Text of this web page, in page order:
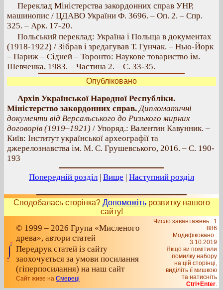
Переклад Міністерства закордонних справ УНР,
машинопис / ЦДАВО України Ф. 3696. – Оп. 2. – Спр.
325. – Арк. 17-20.
Польський переклад: Україна і Польща в документах
(1918-1922) / Зібрав і зредагував Т. Гунчак. – Нью-Йорк
– Париж – Сідней – Торонто: Наукове товариство ім.
Шевченка, 1983. – Частина 2. – С. 33-35.
Опубліковано
Архів Української Народної Республіки.
Міністерство закордонних справ. Дипломатичні
документи від Версальського до Ризького мирних
договорів (1919–1921) / Упоряд.: Валентин Кавунник. –
Київ: Інститут української археографії та
джерелознавства ім. М. С. Грушевського, 2016. – С. 190-
193
Попередній розділ | Вище | Наступний розділ
Сподобалась сторінка? Допоможітьрозвитку нашого
сайту!
© 1999 – 2026 Група «Мисленого
древа», автори статей
Передрук статей із сайту
заохочується за умови посилання
(гіперпосилання) на наш сайт
Сайт живе на Смереці
Число завантажень : 1
886
Модифіковано :
3.10.2019
Якщо ви помітили
помилку набору
на цiй сторiнцi,
видiлiть її мишкою
та натисніть
Ctrl+Enter.